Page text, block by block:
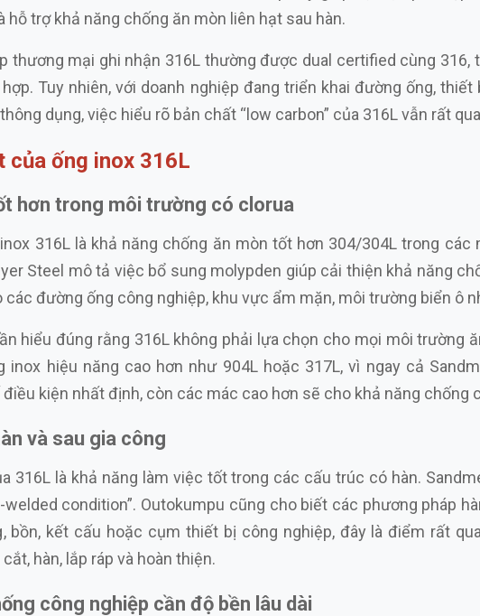
hỗ trợ khả năng chống ăn mòn liên hạt sau hàn.
thương mại ghi nhận 316L thường được dual certified cùng
Tuy nhiên, với doanh nghiệp đang triển khai đường ống,
dụng, việc hiểu rõ bản chất “low carbon” của 316L vẫn rất
của ống inox 316L
hơn trong môi trường có clorua
316L là khả năng chống ăn mòn tốt hơn 304/304L trong
Steel mô tả việc bổ sung molypden giúp cải thiện khả năng
đường ống công nghiệp, khu vực ẩm mặn, môi trường biển ô
hiểu đúng rằng 316L không phải lựa chọn cho mọi môi trường
hiệu năng cao hơn như 904L hoặc 317L, vì ngay cả
kiện nhất định, còn các mác cao hơn sẽ cho khả năng chống
và sau gia công
316L là khả năng làm việc tốt trong các cấu trúc có hàn.
condition”. Outokumpu cũng cho biết các phương pháp
bồn, kết cấu hoặc cụm thiết bị công nghiệp, đây là điểm rất
hàn, lắp ráp và hoàn thiện.
công nghiệp cần độ bền lâu dài